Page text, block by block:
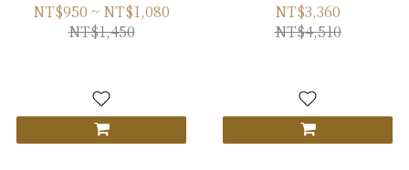
NT$950 ~ NT$1,080
NT$1,450
NT$3,360
NT$4,510